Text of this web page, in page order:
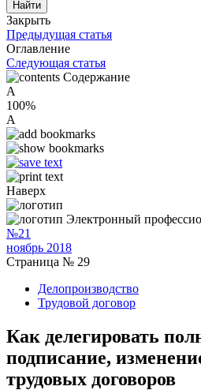
Закрыть
Предыдущая статья
Оглавление
Следующая статья
Содержание
A
100%
A
Наверх
Электронный
№21
ноябрь 2018
Страница № 29
Делопроизводство
Трудовой договор
Как делегировать
подписание,
трудовых договоров